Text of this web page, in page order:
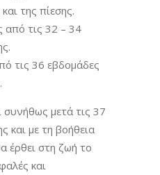
της πίεσης.
από τις 32 – 34
τις 36 εβδομάδες
συνήθως μετά τις 37
και με τη βοήθεια
έρθει στη ζωή το
και